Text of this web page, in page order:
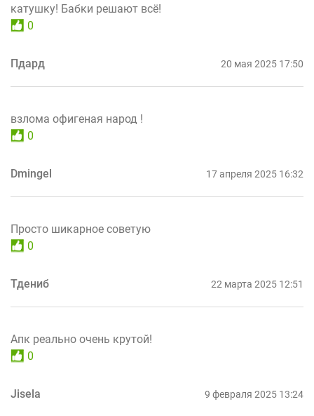
катушку! Бабки решают всё!
0
Пдард 20 мая 2025 17:50
взлома офигеная народ !
0
Dmingel 17 апреля 2025 16:32
Просто шикарное советую
0
Тдениб 22 марта 2025 12:51
Апк реально очень крутой!
0
Jisela 9 февраля 2025 13:24